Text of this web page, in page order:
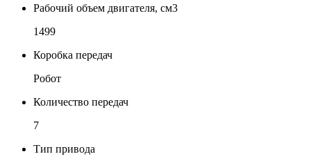
Рабочий объем двигателя, см3
1499
Коробка передач
Робот
Количество передач
7
Тип привода